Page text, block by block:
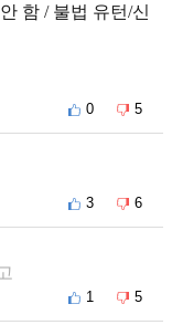
함 / 불법 유턴/신
0 5
3 6
1 5